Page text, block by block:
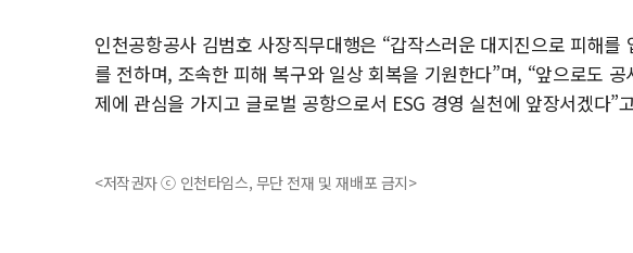
인천공항공사 김범호 사장직무대행은 “갑작스러운 대지진으로 피해
를 전하며, 조속한 피해 복구와 일상 회복을 기원한다”며, “앞으로도
제에 관심을 가지고 글로벌 공항으로서 ESG 경영 실천에 앞장서겠다”
<저작권자 ⓒ 인천타임스, 무단 전재 및 재배포 금지>